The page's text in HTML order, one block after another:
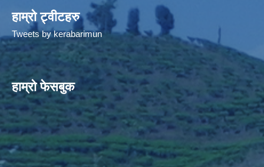
हाम्रो ट्वीटहरु
Tweets by kerabarimun
हाम्रो फेसबुक